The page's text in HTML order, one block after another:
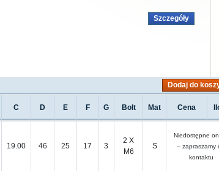
Szczegóły
Dodaj do
C D E F G Bolt Mat Cena
19.00 46 25 17 3
2 X
M6
S
Niedostępne
– zapraszamy
kontaktu